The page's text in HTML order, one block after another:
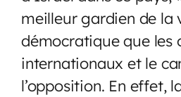
meilleur gardien de la
démocratique que les
internationaux et le
l’opposition. En effet,